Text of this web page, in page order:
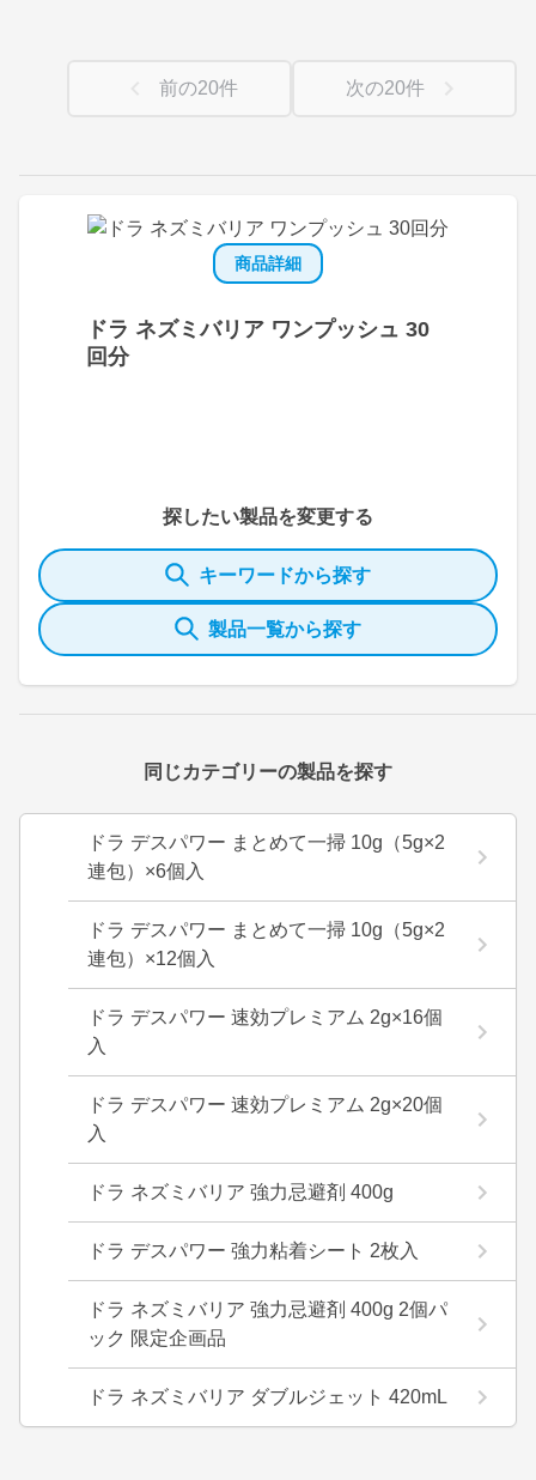
商品詳細
ドラ ネズミバリア ワンプッシュ 30
回分
探したい製品を変更する
キーワードから探す
製品一覧から探す
同じカテゴリーの製品を探す
ドラ デスパワー まとめて一掃 10g（5g×2
連包）×6個入
ドラ デスパワー まとめて一掃 10g（5g×2
連包）×12個入
ドラ デスパワー 速効プレミアム 2g×16個
入
ドラ デスパワー 速効プレミアム 2g×20個
入
ドラ ネズミバリア 強力忌避剤 400g
ドラ デスパワー 強力粘着シート 2枚入
ドラ ネズミバリア 強力忌避剤 400g 2個パ
ック 限定企画品
ドラ ネズミバリア ダブルジェット 420mL
前の20件 次の20件